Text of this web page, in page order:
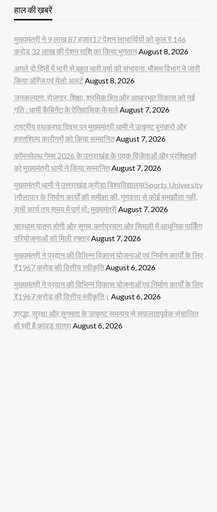
हाल की ख़बरें
मुख्यमंत्री ने 9 लाख 87 हजार17 पेंशन लाभार्थियों को कुल ₹ 146
करोड़ 32 लाख की पेंशन राशि का किया भुगतानAugust 8, 2026
अगले दो दिनों में भारी से बहुत भारी वर्षा की संभावना, मौसम विभाग ने जारी
किया ऑरेंज एवं येलो अलर्टAugust 8, 2026
जनकल्याण, रोजगार, शिक्षा, श्रमिक हित और आधारभूत विकास को नई
गति : धामी कैबिनेट के ऐतिहासिक फैसलेAugust 7, 2026
राष्ट्रीय हथकरघा दिवस पर मुख्यमंत्री धामी ने उत्कृष्ट बुनकरों और
हस्तशिल्प कारीगरों को किया सम्मानितAugust 7, 2026
कॉमनवेल्थ गेम्स 2026 के उत्तराखंड के पदक विजेताओं और प्रशिक्षकों
को मुख्यमंत्री धामी ने किया सम्मानितAugust 7, 2026
मुख्यमंत्री धामी ने उत्तराखंड क्रीड़ा विश्वविद्यालय(Sports University
)गौलापार के निर्माण कार्यों की समीक्षा की, गुणवत्ता से कोई समझौता नहीं,
सभी कार्य तय समय में पूर्ण हों: मुख्यमंत्रीAugust 7, 2026
चारधाम यात्रा होगी और सुगम, कर्णप्रयाग और सिमली में आधुनिक पार्किंग
परियोजनाओं को मिली रफ्तारAugust 7, 2026
मुख्यमंत्री ने प्रदान की विभिन्न विकास योजनाओं एवं निर्माण कार्यों के लिए
₹1967 करोड़ की वित्तीय स्वीकृतिAugust 6, 2026
मुख्यमंत्री ने प्रदान की विभिन्न विकास योजनाओं एवं निर्माण कार्यों के लिए
₹1967 करोड़ की वित्तीय स्वीकृति। August 6, 2026
श्रद्धा, सुरक्षा और सुगमता के उत्कृष्ट समन्वय से सफलतापूर्वक संचालित
हो रही है कांवड़ यात्राAugust 6, 2026